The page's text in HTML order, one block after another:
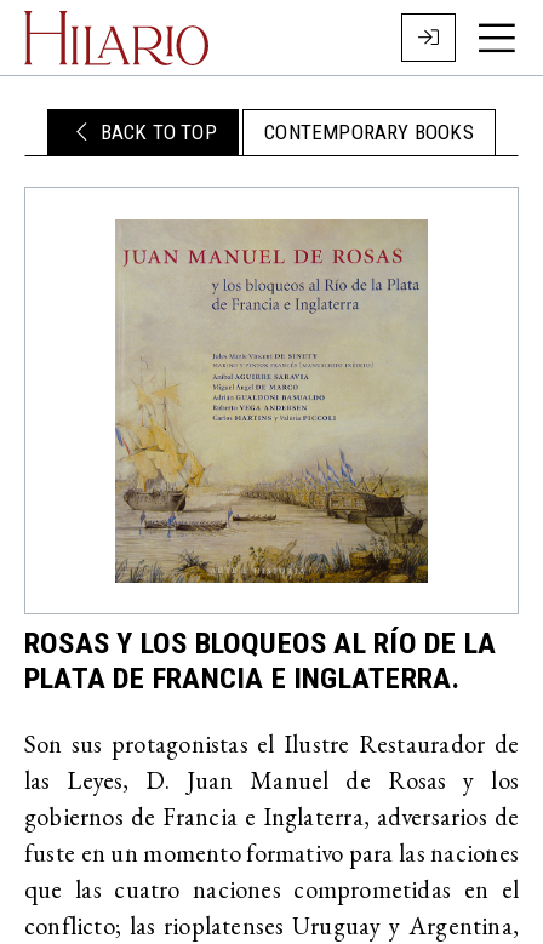
BACK TO TOP CONTEMPORARY BOOKS
ROSAS Y LOS BLOQUEOS AL RÍO DE LA
PLATA DE FRANCIA E INGLATERRA.
Son sus protagonistas el Ilustre Restaurador de
las Leyes, D. Juan Manuel de Rosas y los
gobiernos de Francia e Inglaterra, adversarios de
fuste en un momento formativo para las naciones
que las cuatro naciones comprometidas en el
conflicto; las rioplatenses Uruguay y Argentina,